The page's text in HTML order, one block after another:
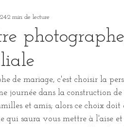
2 min de lecture
de mariage, c'est choisir la
journée dans la construction
et amis; alors ce choix
qui saura vous mettre à l'aise